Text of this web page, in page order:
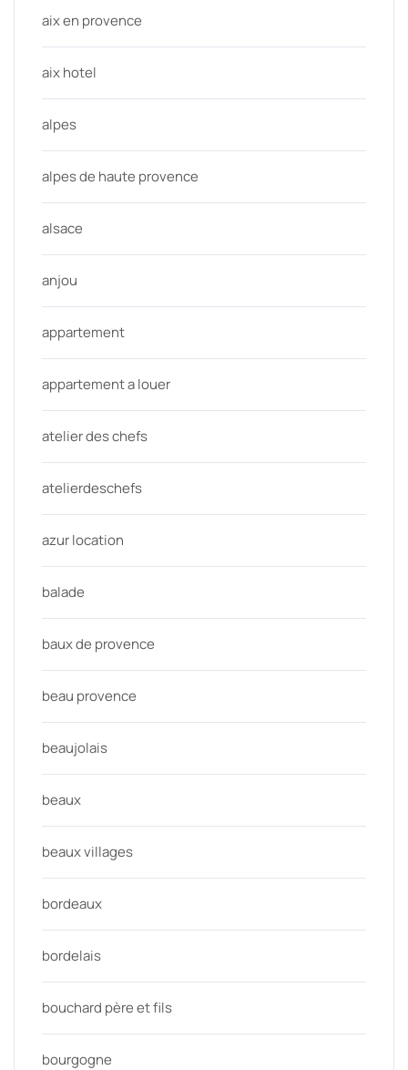
aix en provence
aix hotel
alpes
alpes de haute provence
alsace
anjou
appartement
appartement a louer
atelier des chefs
atelierdeschefs
azur location
balade
baux de provence
beau provence
beaujolais
beaux
beaux villages
bordeaux
bordelais
bouchard père et fils
bourgogne